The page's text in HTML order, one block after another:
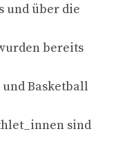
und über die
bereits
Basketball
sind